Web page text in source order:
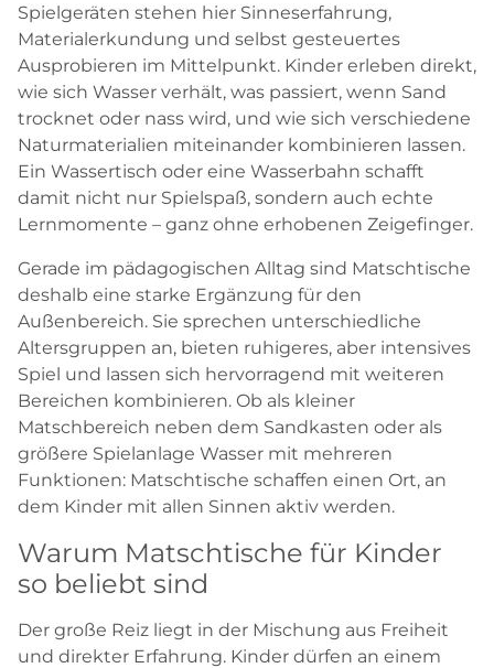
Spielgeräten stehen hier Sinneserfahrung,
Materialerkundung und selbst gesteuertes
Ausprobieren im Mittelpunkt. Kinder erleben direkt,
wie sich Wasser verhält, was passiert, wenn Sand
trocknet oder nass wird, und wie sich verschiedene
Naturmaterialien miteinander kombinieren lassen.
Ein Wassertisch oder eine Wasserbahn schafft
damit nicht nur Spielspaß, sondern auch echte
Lernmomente – ganz ohne erhobenen Zeigefinger.
Gerade im pädagogischen Alltag sind Matschtische
deshalb eine starke Ergänzung für den
Außenbereich. Sie sprechen unterschiedliche
Altersgruppen an, bieten ruhigeres, aber intensives
Spiel und lassen sich hervorragend mit weiteren
Bereichen kombinieren. Ob als kleiner
Matschbereich neben dem Sandkasten oder als
größere Spielanlage Wasser mit mehreren
Funktionen: Matschtische schaffen einen Ort, an
dem Kinder mit allen Sinnen aktiv werden.
Warum Matschtische für Kinder
so beliebt sind
Der große Reiz liegt in der Mischung aus Freiheit
und direkter Erfahrung. Kinder dürfen an einem